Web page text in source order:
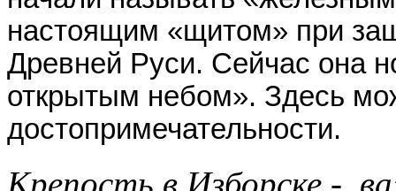
настоящим «щитом» при
Древней Руси. Сейчас она
открытым небом». Здесь
достопримечательности.
Крепость в Изборске -